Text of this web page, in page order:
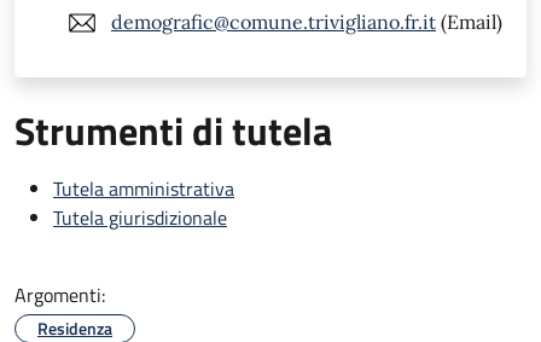
demografic@comune.trivigliano.fr.it (Email)
Strumenti di tutela
Tutela amministrativa
Tutela giurisdizionale
Argomenti:
Residenza